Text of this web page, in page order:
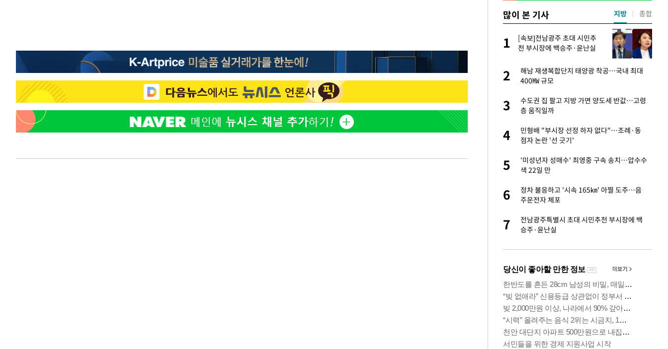
-20651초 전 >[속보]종합특검, 대검 추가 압수수색…내란 중요임무종사 혐의
-16746초 전 >
[속보]코스닥, 800p 회복…0.26% 오른 801.67 마감
-16541초 전 > [속보]원·달러 환율, 0.7원 내린 1423.8원 마감
-14140초 전 >"여기 떨어졌다"…다누리, 스페이스X 로켓 달 충돌 흔적 포착
-11185초 전 >
손흥민, 5경기 연속골 실패…LAFC는 승부차기 끝 과달라하라 격파
-3786초 전 >내일까지 39도 '펄펄'…기상청 "태풍 지나며 폭염 잠시 꺾인다"
-3401초 전 >"美간섭에 합의 지연"…트럼프, '이란 호르무즈 통제권' 수용할까
많이 본 기사
2
황기순 "원정 도박으로 전 재산 잃고 필리핀
도피"
3
이승기 측 "차가원 전세금 미반환은 고도의
사기 수법…엄벌 원해"
4
정부, 전 산업에 'AI 옷' 입힌다…AI 로봇 연
5 최준희, 또 성형수술 예고 "짝짝이 눈 탈출"
1
[속보]전남광주 초대 시민추
천 부시장에 백승주·윤난실
2
해남 재생복합단지 태양광 착공…국내 최대
400㎿ 규모
3
수도권 집 팔고 지방 가면 양도세 반값…고령
층 움직일까
4
민형배 "부시장 선정 하자 없다"…조례·동
점자 논란 '선 긋기'
5
'미성년자 성매수' 최영중 구속 송치…압수수
색 22일 만
6
정차 불응하고 '시속 165㎞' 아찔 도주…음
주운전자 체포
7
전남광주특별시 초대 시민추천 부시장에 백
승주·윤난실
지방 종합